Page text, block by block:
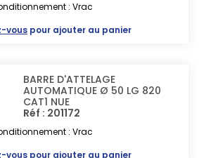
: Vrac
vous pour ajouter au panier
BARRE D'ATTELAGE
AUTOMATIQUE Ø 50 LG 820
CAT1 NUE
Réf : 201172
: Vrac
vous pour ajouter au panier